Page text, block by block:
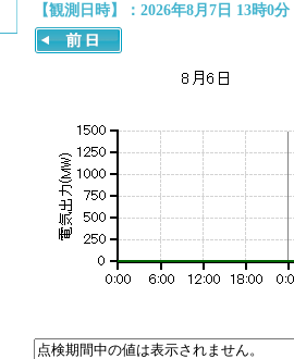
【観測日時】：2026年8月7日 13時0分